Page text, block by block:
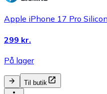
Apple iPhone 17 Pro
299 kr.
På lager
Til butik